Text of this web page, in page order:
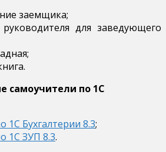
заемщика;
для заведующего
самоучители по 1С
1С Бухгалтерии 8.3;
1С ЗУП 8.3.